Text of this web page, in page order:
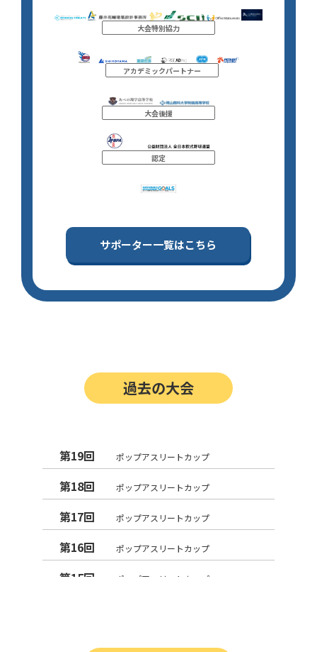
大会特別協力
アカデミックパートナー
大会後援
認定
サポーター一覧はこちら
過去の大会
第19回 ポップアスリートカップ
第18回 ポップアスリートカップ
第17回 ポップアスリートカップ
第16回 ポップアスリートカップ
第15回 ポップアスリートカップ